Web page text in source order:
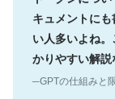
キュメントに
い人多いよね
かりやすい解説